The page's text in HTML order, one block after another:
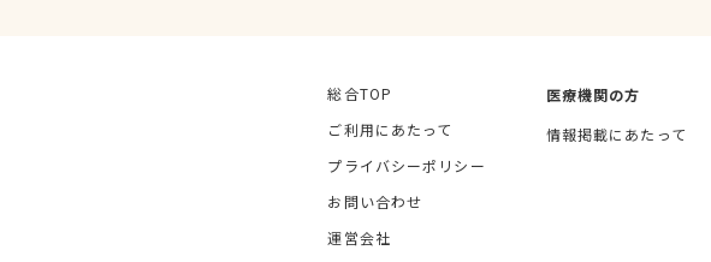
総合TOP
ご利用にあたって
プライバシーポリシー
お問い合わせ
運営会社
医療機関の方
情報掲載にあたって